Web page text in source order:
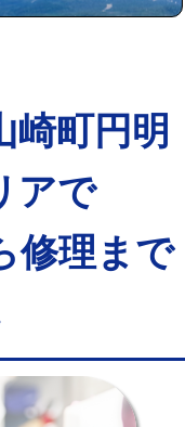
崎町円明
アで
修理まで